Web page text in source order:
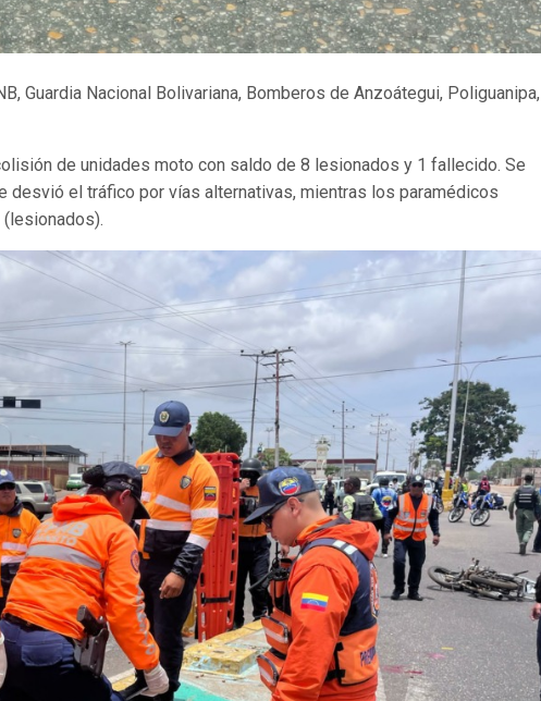
Guardia Nacional Bolivariana, Bomberos de Anzoátegui, Poliguanipa,
de unidades moto con saldo de 8 lesionados y 1 fallecido. Se
desvió el tráfico por vías alternativas, mientras los paramédicos